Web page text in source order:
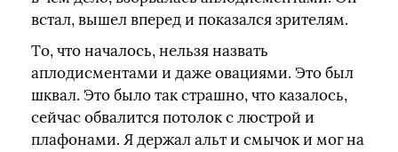
встал, вышел вперед и показался зрителям.
То, что началось, нельзя назвать
аплодисментами и даже овациями. Это был
шквал. Это было так страшно, что казалось,
сейчас обвалится потолок с люстрой и
плафонами. Я держал альт и смычок и мог на